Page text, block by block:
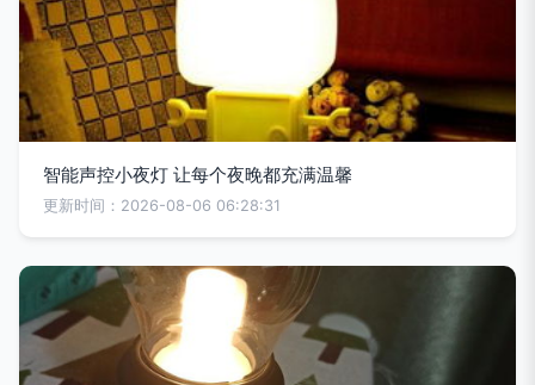
智能声控小夜灯 让每个夜晚都充满温馨
更新时间：2026-08-06 06:28:31